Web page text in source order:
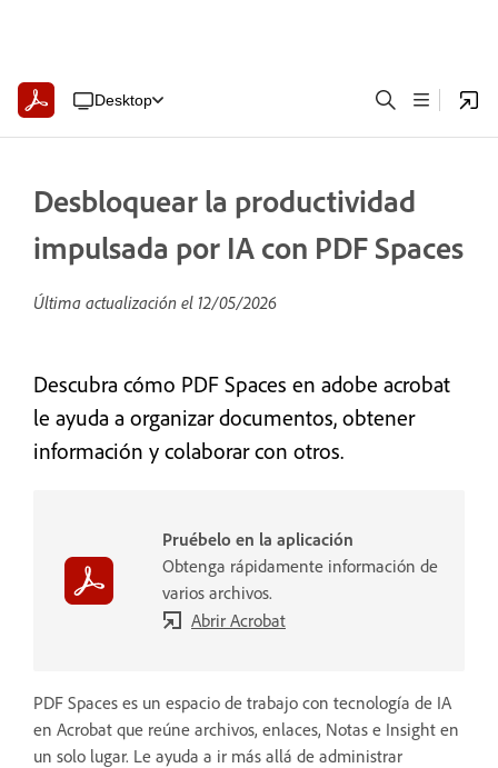
Desktop
Desbloquear la productividad
impulsada por IA con PDF Spaces
Última actualización el 12/05/2026
Descubra cómo PDF Spaces en adobe acrobat
le ayuda a organizar documentos, obtener
información y colaborar con otros.
Pruébelo en la aplicación
Obtenga rápidamente información de
varios archivos.
Abrir Acrobat
PDF Spaces es un espacio de trabajo con tecnología de IA
en Acrobat que reúne archivos, enlaces, Notas e Insight en
un solo lugar. Le ayuda a ir más allá de administrar